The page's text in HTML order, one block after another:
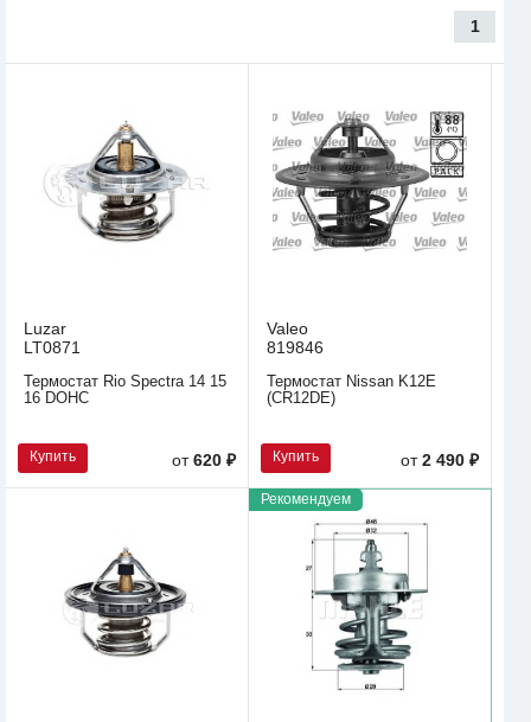
1
Luzar
LT0871
Термостат Rio Spectra 14 15
16 DOHC
Купить от620 ₽
Valeo
819846
Термостат Nissan K12E
(CR12DE)
Купить от2 490 ₽
Рекомендуем